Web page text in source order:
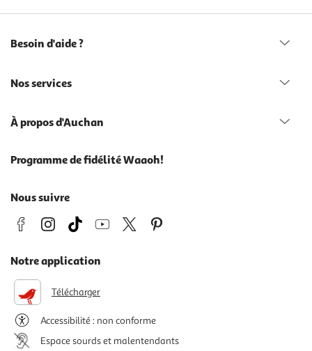
Besoin d'aide ?
Nos services
À propos d'Auchan
Programme de fidélité Waaoh!
Nous suivre
Notre application
Télécharger
Accessibilité : non conforme
Espace sourds et malentendants